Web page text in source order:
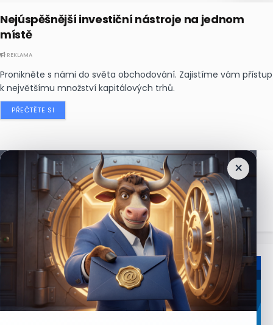
Nejúspěšnější investiční nástroje na jednom
místě
REKLAMA
Pronikněte s námi do světa obchodování. Zajistíme vám přístup
k největšímu množství kapitálových trhů.
PŘEČTĚTE SI
×
Nejčtenějšízprávy